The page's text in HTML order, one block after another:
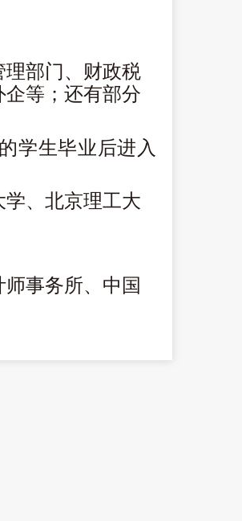
部门、财政税
等；还有部分
学生毕业后进入
、北京理工大
事务所、中国